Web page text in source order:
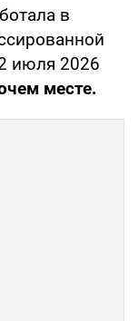
в
июля 2026
месте.